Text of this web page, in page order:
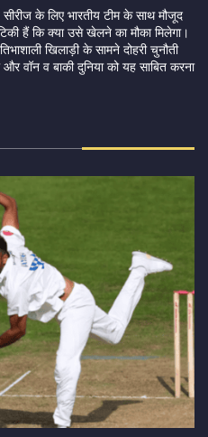
के लिए भारतीय टीम के साथ मौजूद
हैं कि क्या उसे खेलने का मौका मिलेगा।
खिलाड़ी के सामने दोहरी चुनौती
वॉन व बाकी दुनिया को यह साबित करना